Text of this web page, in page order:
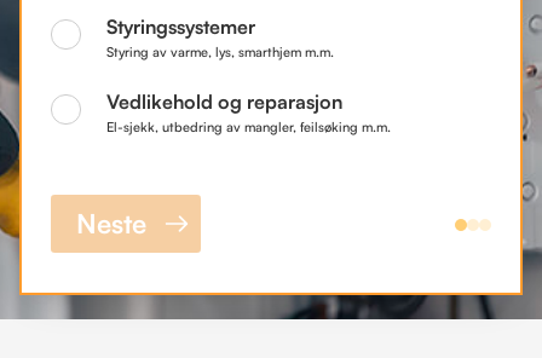
Styringssystemer
Styring av varme, lys, smarthjem m.m.
Vedlikehold og reparasjon
El-sjekk, utbedring av mangler, feilsøking m.m.
Neste